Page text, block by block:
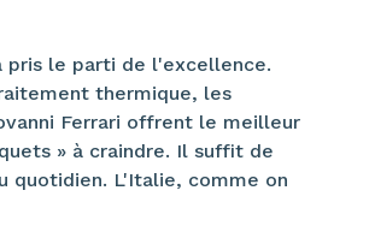
pris le parti de l'excellence.
thermique, les
Ferrari offrent le meilleur
» à craindre. Il suffit de
quotidien. L'Italie, comme on